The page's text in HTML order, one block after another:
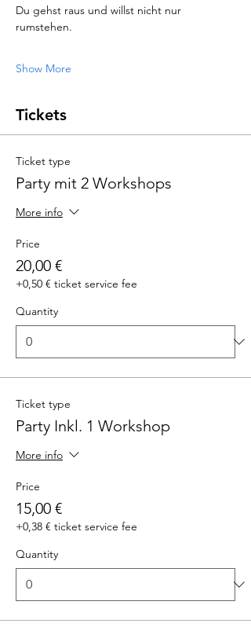
Du gehst raus und willst nicht nur
rumstehen.
Show More
Tickets
Ticket type
Party mit 2 Workshops
More info
Price
20,00 €
+0,50 € ticket service fee
Quantity
Ticket type
Party Inkl. 1 Workshop
More info
Price
15,00 €
+0,38 € ticket service fee
Quantity